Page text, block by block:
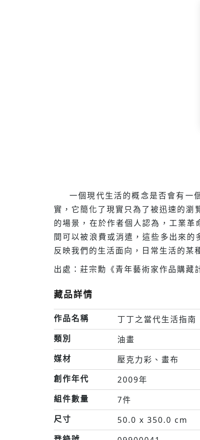
一個現代生活的概念是否會有一
實，它簡化了現實只為了被迅速的瀏
的場景，在於作者個人認為，工業
間可以被浪費或消遣，這些多出來
反映我們的生活面向，日常生活的某
出處：莊宗勳《青年藝術家作品購
藏品詳情
作品名稱
丁丁之當代生活指南
類別
油畫
媒材
壓克力彩、畫布
創作年代
2009年
組件數量
7件
尺寸
50.0 x 350.0 cm